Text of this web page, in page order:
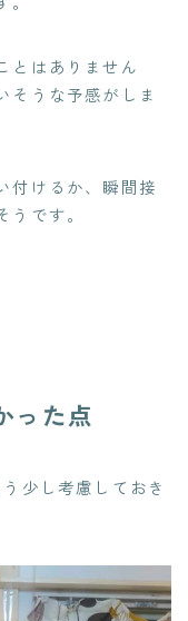
とはありません
そうな予感がしま
付けるか、瞬間接
です。
った点
少し考慮しておき